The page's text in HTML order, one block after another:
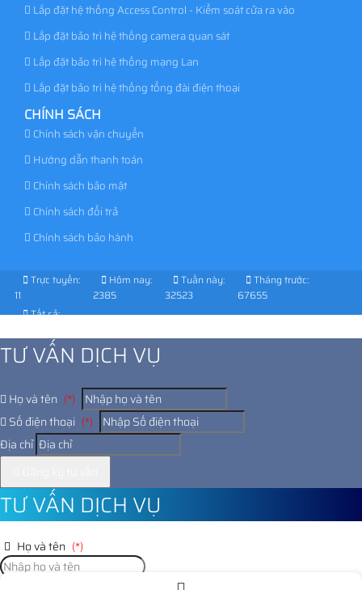
Lắp đặt hệ thống Access Control - Kiểm soát cửa ra vào
Lắp đặt bảo trì hệ thống camera quan sát
Lắp đặt bảo trì hệ thống mạng Lan
Lắp đặt bảo trì hệ thống tổng đài điện thoại
CHÍNH SÁCH
Chính sách vận chuyển
Hướng dẫn thanh toán
Chính sách bảo mật
Chính sách đổi trả
Chính sách bảo hành
Trực tuyến:
11
Hôm nay:
2385
Tuần này:
32523
Tháng trước:
67655
Tất cả:
TƯ VẤN DỊCH VỤ
Họ và tên (*)
Số điện thoại (*)
Địa chỉ
TƯ VẤN DỊCH VỤ
Họ và tên (*)